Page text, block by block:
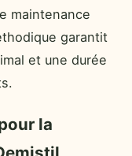
maintenance
garantit
et une durée
la